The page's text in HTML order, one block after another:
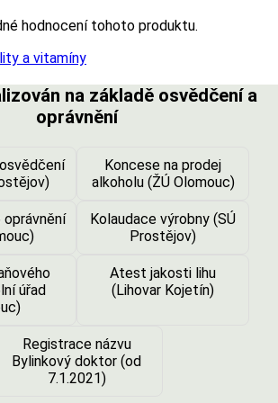
hodnocení tohoto produktu.
a vitamíny
na základě osvědčení a
oprávnění
Koncese na prodej
alkoholu (ŽÚ Olomouc)
Kolaudace výrobny (SÚ
Prostějov)
úřad
Atest jakosti lihu
(Lihovar Kojetín)
Registrace názvu
Bylinkový doktor (od
7.1.2021)